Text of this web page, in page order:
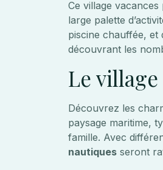
Ce village
large palette
piscine chauffée, et
découvrant les
Le
Découvrez les
paysage maritime,
famille. Avec
nautiques seront